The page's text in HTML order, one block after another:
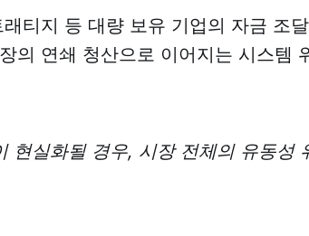
티지 등 대량 보유 기업의 자금 조
의 연쇄 청산으로 이어지는 시스템
현실화될 경우, 시장 전체의 유동성